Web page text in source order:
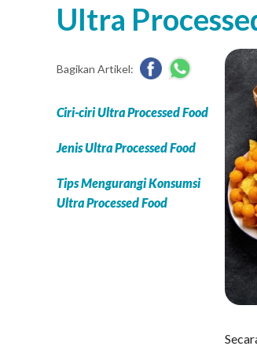
Ultra
Bagikan Artikel:
Ciri-ciri Ultra Processed Food
Jenis Ultra Processed Food
Tips Mengurangi Konsumsi
Ultra Processed Food